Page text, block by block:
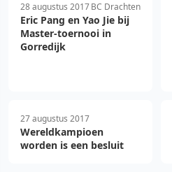
28 augustus 2017BC Drachten
Eric Pang en Yao Jie bij
Master-toernooi in
Gorredijk
27 augustus 2017
Wereldkampioen
worden is een besluit